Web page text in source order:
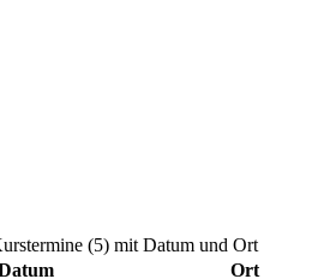
(5) mit Datum und Ort
Ort